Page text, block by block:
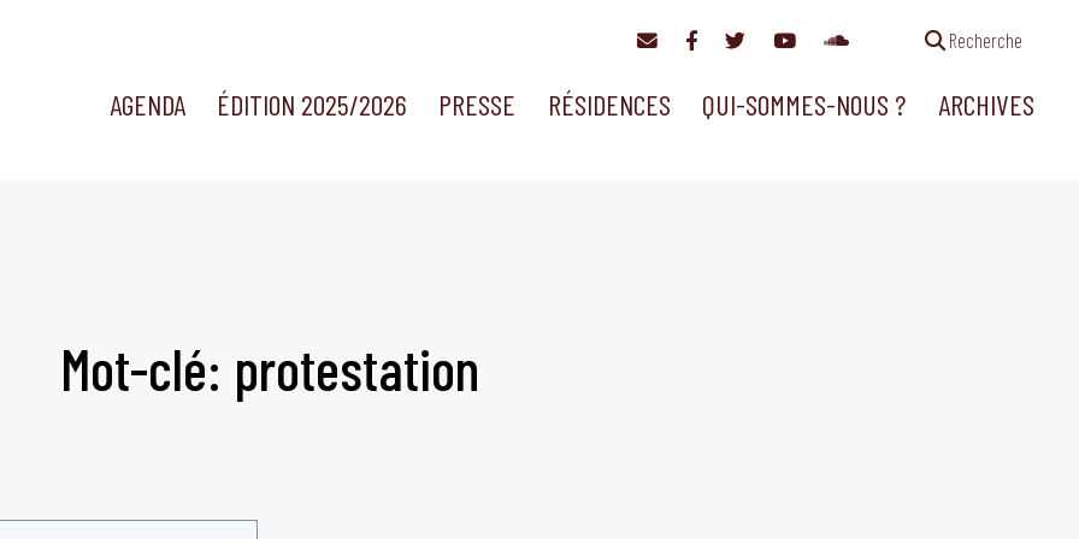
Recherche
AGENDA ÉDITION 2025/2026 PRESSE RÉSIDENCES QUI-SOMMES-NOUS ? ARCHIVES
Mot-clé: protestation